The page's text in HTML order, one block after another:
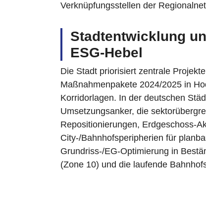
Verknüpfungsstellen der
Stadtentwicklung
ESG‑Hebel
Die Stadt priorisiert zentrale
Maßnahmenpakete 2024/2025 in
Korridorlagen. In der deutschen
Umsetzungsanker, die
Repositionierungen,
City‑/Bahnhofsperipherien für
Grundriss‑/EG‑Optimierung in
(Zone 10) und die laufende